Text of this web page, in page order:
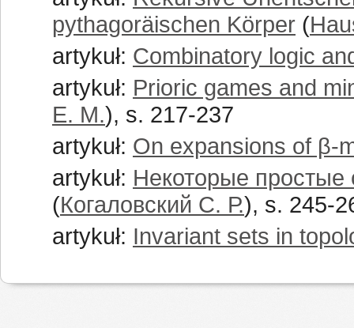
pythagoräischen Körper (
artykuł: Combinatory logic
artykuł: Prioric games and
E. M.), s. 217-237
artykuł: On expansions of β-
artykuł: Некоторые простые
(Когаловский С. Р.), s. 245-
artykuł: Invariant sets in